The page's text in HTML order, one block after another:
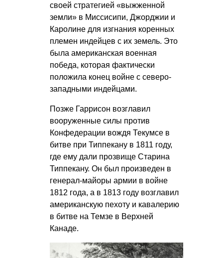
своей стратегией «выжженной
земли» в Миссисипи, Джорджии и
Каролине для изгнания коренных
племен индейцев с их земель. Это
была американская военная
победа, которая фактически
положила конец войне с северо-
западными индейцами.
Позже Гаррисон возглавил
вооруженные силы против
Конфедерации вождя Текумсе в
битве при Типпекану в 1811 году,
где ему дали прозвище Старина
Типпекану. Он был произведен в
генерал-майоры армии в войне
1812 года, а в 1813 году возглавил
американскую пехоту и кавалерию
в битве на Темзе в Верхней
Канаде.